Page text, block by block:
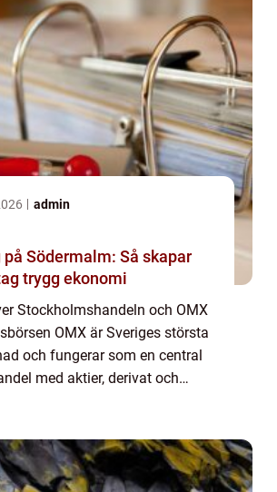
admin
Södermalm: Så skapar
trygg ekonomi
Stockholmshandeln och OMX
OMX är Sveriges största
och fungerar som en central
med aktier, derivat och